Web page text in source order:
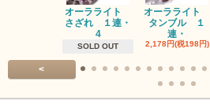
オーラライト
さざれ １連・
4
SOLD OUT
オーラライト
タンブル １
連・
2,178円(税198円)
<